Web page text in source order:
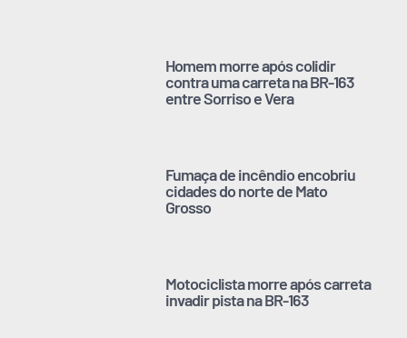
Homem morre após colidir
contra uma carreta na BR-163
entre Sorriso e Vera
Fumaça de incêndio encobriu
cidades do norte de Mato
Grosso
Motociclista morre após carreta
invadir pista na BR-163